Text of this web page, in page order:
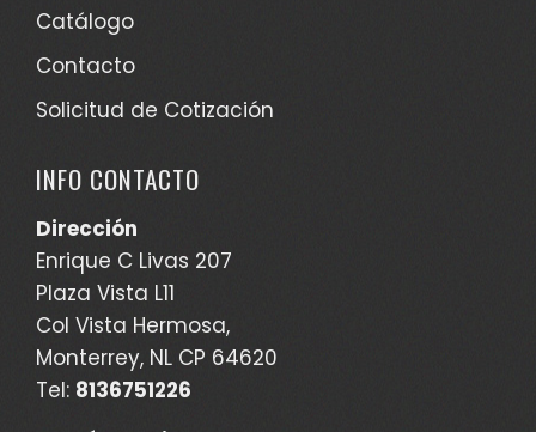
Catálogo
Contacto
Solicitud de Cotización
INFO CONTACTO
Dirección
Enrique C Livas 207
Plaza Vista L11
Col Vista Hermosa,
Monterrey, NL CP 64620
Tel: 8136751226